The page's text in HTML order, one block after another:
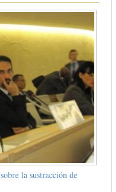
la sustracción de